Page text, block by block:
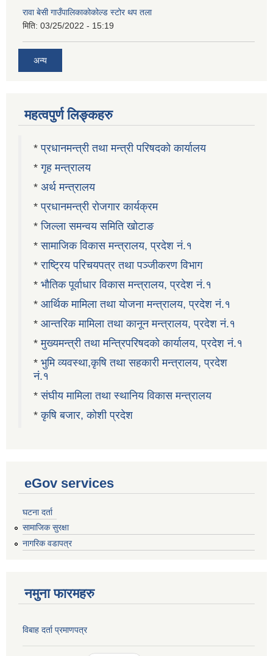
रावा बेसी गाउँपालिकाकोकोल्ड स्टोर थप तला
मिति: 03/25/2022 - 15:19
अन्य
महत्वपुर्ण लिङ्कहरु
*प्रधानमन्त्री तथा मन्त्री परिषदको कार्यालय
*गृह मन्त्रालय
* अर्थ मन्त्रालय
*प्रधानमन्त्री रोजगार कार्यक्रम
*जिल्ला समन्वय समिति खोटाङ
*सामाजिक विकास मन्त्रालय, प्रदेश नं.१
*राष्ट्रिय परिचयपत्र तथा पञ्जीकरण विभाग
* भौतिक पूर्वाधार विकास मन्त्रालय, प्रदेश नं.१
* आर्थिक मामिला तथा योजना मन्त्रालय, प्रदेश नं.१
* आन्तरिक मामिला तथा कानून मन्त्रालय, प्रदेश नं.१
*मुख्यमन्त्री तथा मन्त्रिपरिषदको कार्यालय, प्रदेश नं.१
* भुमि व्यवस्था,कृषि तथा सहकारी मन्त्रालय, प्रदेश
नं.१
*संघीय मामिला तथा स्थानिय विकास मन्त्रालय
*कृषि बजार, कोशी प्रदेश
eGov services
घटना दर्ता
सामाजिक सुरक्षा
नागरिक वडापत्र
नमुना फारमहरु
विबाह दर्ता प्रमाणपत्र